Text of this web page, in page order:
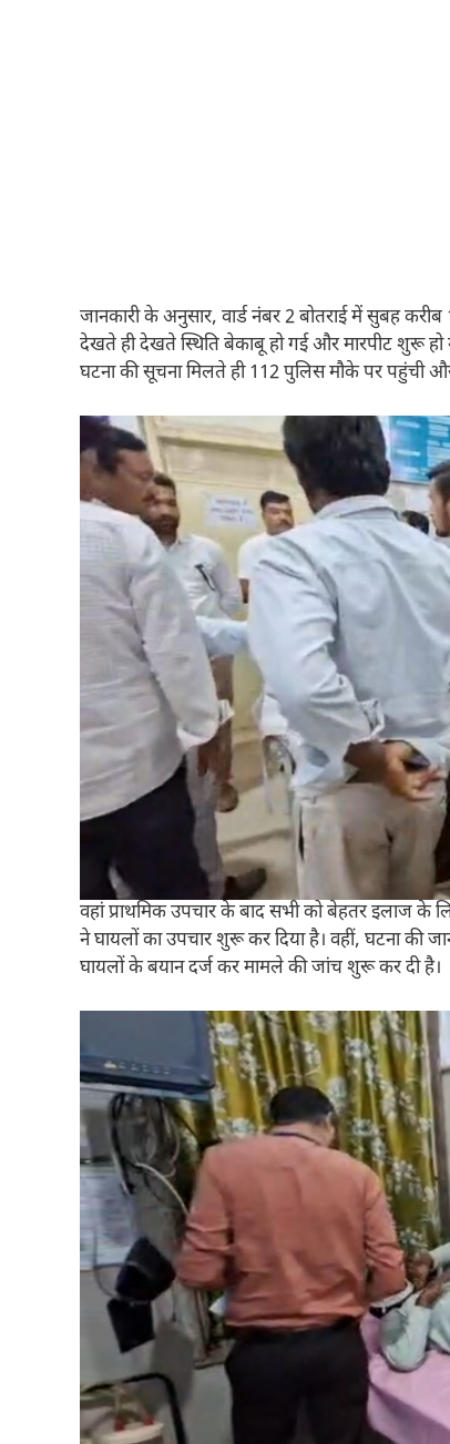
जानकारी के अनुसार, वार्ड नंबर 2 बोतराई में सुबह
देखते ही देखते स्थिति बेकाबू हो गई और मारपीट शुरू
घटना की सूचना मिलते ही 112 पुलिस मौके पर पहुंची और
वहां प्राथमिक उपचार के बाद सभी को बेहतर इलाज के
ने घायलों का उपचार शुरू कर दिया है। वहीं, घटना की
घायलों के बयान दर्ज कर मामले की जांच शुरू कर दी है।